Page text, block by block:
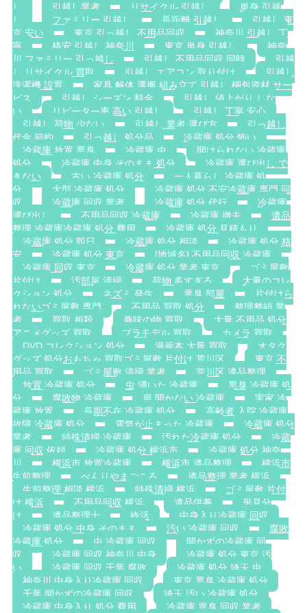
し
引越し業者 リサイクル 引越し
単身 引越
し
ファミリー 引越し 長距離 引越し
引越し 東
京 安い
東京 引っ越し 不用品回収
神奈川 引越し 丁
寧
格安 引越し 神奈川 東京 単身 引越し
神奈
川 ファミリー 引っ越し
引越し 不用品回収 同時
引越
し リサイクル 買取
引越し エアコン 取り付け
引越し
洗濯機 設置
家具 解体 運搬 組み立て 引越し 梱包資材 サー
ビス
引越し シーズン 料金
引越し 値上がり しな
い
リピーター率 高い 引越し
引越し 丁寧 安心
引越し 荷物 少ない
引越し 業者 選び方
引っ越し
代金 節約
引っ越し 処分品
冷蔵庫 処分 怖い
冷蔵庫 放置 悪臭
冷蔵庫 虫
開けられない 冷蔵庫
処分
冷蔵庫 中身 そのまま 処分
冷蔵庫 運び出し で
きない
古い 冷蔵庫 処分
一人暮らし 冷蔵庫 処
分
大型 冷蔵庫 処分
冷蔵庫 処分 不安冷蔵庫 専門 回
収
冷蔵庫 回収 業者 冷蔵庫 処分 代行
冷蔵庫
運び出し
不用品回収 冷蔵庫 冷蔵庫 撤去
遺品
整理 冷蔵庫冷蔵庫 処分 費用
冷蔵庫 処分 見積もり
冷蔵庫 処分 即日
冷蔵庫 処分 相談
冷蔵庫 処分 格
安
冷蔵庫 処分 東京
[地域名] 不用品回収 冷蔵庫
冷蔵庫 回収 東京
冷蔵庫 処分 業者 東京
ゴミ屋敷
片付け
汚部屋 清掃 荷物 多すぎる
大量のコレ
クション 処分
ネズミ 発生 悪臭 部屋
片付けら
れないゴミ屋敷 専門
不用品 買取 処分
整理整頓 業
者
買取 相殺 趣味の物 買取
大量 不用品 処分
アニメグッズ 買取
プラモデル 買取
カメラ 買取
DVD コレクション 処分
漫画本 大量 買取
オタク
グッズ 処分おもちゃ 買取ゴミ屋敷 片付け 荒川区
東京 不
用品 買取
ゴミ屋敷 清掃 業者
荒川区 遺品整理
放置 冷蔵庫 処分
虫 湧いた 冷蔵庫
悪臭 冷蔵庫 処
分
腐敗物 冷蔵庫 扉 開かない 冷蔵庫
実家 冷
蔵庫 放置
長期不在 冷蔵庫 処分
高齢者 入院 冷蔵庫
故障 冷蔵庫 処分
電気が止まった 冷蔵庫
冷蔵庫 処分
業者
特殊清掃 冷蔵庫 汚れた冷蔵庫 処分
冷蔵
庫 回収 依頼
冷蔵庫 処分 横浜市
冷蔵庫 処分 神奈
川
横浜市 放置冷蔵庫 横浜市 遺品整理
横浜市
生前整理
べんりやまごころ
遺品整理 業者 横浜
生前整理 相談 横浜
特殊清掃 横浜
ゴミ屋敷 片付
け 横浜
不用品回収 横浜 遺品供養
形見分
け
遺品整理士 終活
中身入り冷蔵庫 回収
冷蔵庫 処分 中身 そのまま
汚い 冷蔵庫 回収
腐敗
冷蔵庫 処分
虫 冷蔵庫 回収
開かずの冷蔵庫 回
収
冷蔵庫 回収 神奈川 中身
冷蔵庫 処分 東京 汚
い
冷蔵庫 回収 千葉 腐敗
冷蔵庫 処分 埼玉 虫
神奈川 中身入り冷蔵庫 回収
東京 悪臭 冷蔵庫 処分
千葉 開かずの冷蔵庫 回収
埼玉 汚い 冷蔵庫 処分
冷蔵庫 中身入り 処分 費用
冷蔵庫 異臭 回収 業者